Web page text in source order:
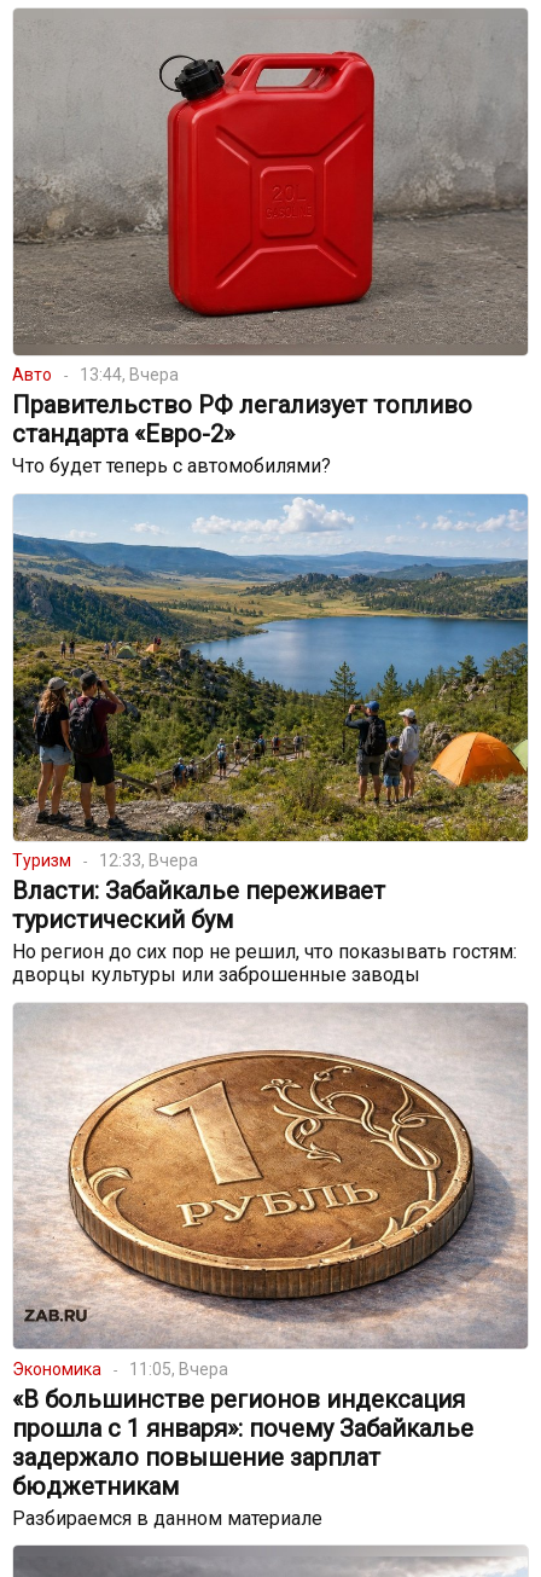
Авто 13:44, Вчера
Правительство РФ легализует топливо
стандарта «Евро-2»
Что будет теперь с автомобилями?
Туризм 12:33, Вчера
Власти: Забайкалье переживает
туристический бум
Но регион до сих пор не решил, что показывать гостям:
дворцы культуры или заброшенные заводы
Экономика 11:05, Вчера
«В большинстве регионов индексация
прошла с 1 января»: почему Забайкалье
задержало повышение зарплат
бюджетникам
Разбираемся в данном материале